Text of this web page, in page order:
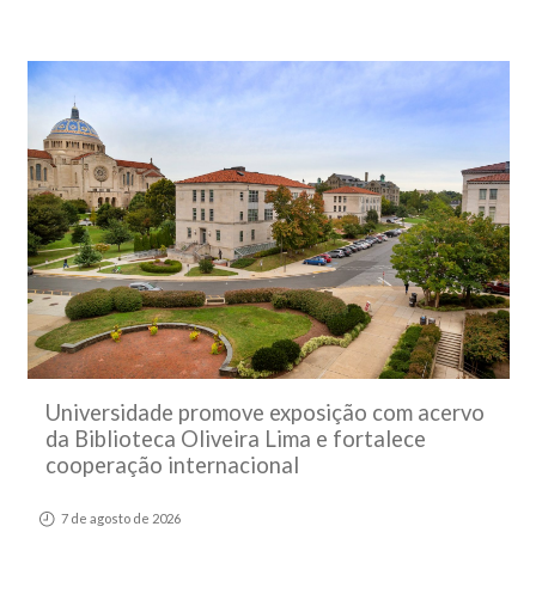
Universidade promove exposição com acervo
da Biblioteca Oliveira Lima e fortalece
cooperação internacional
7 de agosto de 2026